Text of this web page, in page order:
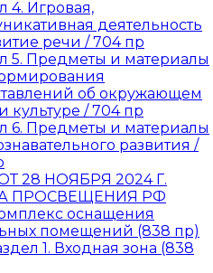
4. Игровая,
деятельность
речи / 704 пр
5. Предметы и материалы
об окружающем
культуре / 704 пр
6. Предметы и материалы
развития /
28 НОЯБРЯ 2024 Г.
ПРОСВЕЩЕНИЯ РФ
оснащения
помещений (838 пр)
1. Входная зона (838